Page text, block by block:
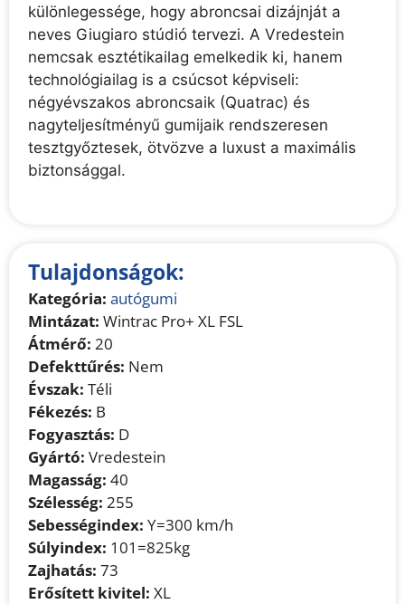
különlegessége, hogy abroncsai dizájnját a
neves Giugiaro stúdió tervezi. A Vredestein
nemcsak esztétikailag emelkedik ki, hanem
technológiailag is a csúcsot képviseli:
négyévszakos abroncsaik (Quatrac) és
nagyteljesítményű gumijaik rendszeresen
tesztgyőztesek, ötvözve a luxust a maximális
biztonsággal.
Tulajdonságok:
Kategória: autógumi
Mintázat: Wintrac Pro+ XL FSL
Átmérő: 20
Defekttűrés: Nem
Évszak: Téli
Fékezés: B
Fogyasztás: D
Gyártó: Vredestein
Magasság: 40
Szélesség: 255
Sebességindex: Y=300 km/h
Súlyindex: 101=825kg
Zajhatás: 73
Erősített kivitel: XL